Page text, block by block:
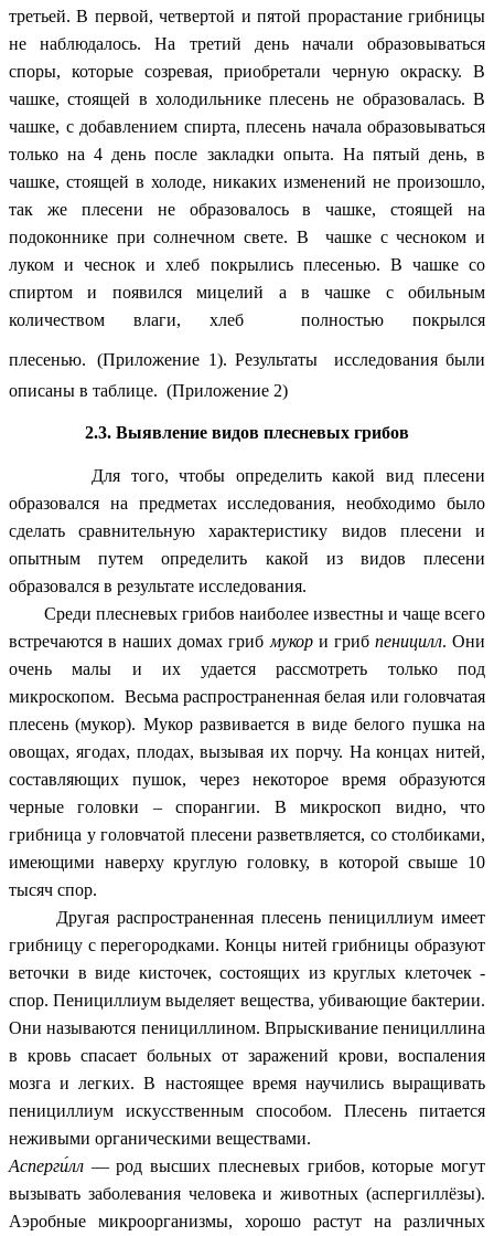
третьей. В первой, четвертой и пятой прорастание грибницы
не наблюдалось. На третий день начали образовываться
споры, которые созревая, приобретали черную окраску. В
чашке, стоящей в холодильнике плесень не образовалась. В
чашке, с добавлением спирта, плесень начала образовываться
только на 4 день после закладки опыта. На пятый день, в
чашке, стоящей в холоде, никаких изменений не произошло,
так же плесени не образовалось в чашке, стоящей на
подоконнике при солнечном свете. В чашке с чесноком и
луком и чеснок и хлеб покрылись плесенью. В чашке со
спиртом и появился мицелий а в чашке с обильным
количеством влаги, хлеб полностью покрылся
плесенью.
(Приложение 1). Результаты исследования были
описаны в таблице. (Приложение 2)
2.3. Выявление видов плесневых грибов
Для того, чтобы определить какой вид плесени
образовался на предметах исследования, необходимо было
сделать сравнительную характеристику видов плесени и
опытным путем определить какой из видов плесени
образовался в результате исследования.
Среди плесневых грибов наиболее известны и чаще всего
встречаются в наших домах гриб мукори гриб пеницилл. Они
очень малы и их удается рассмотреть только под
микроскопом. Весьма распространенная белая или головчатая
плесень (мукор). Мукор развивается в виде белого пушка на
овощах, ягодах, плодах, вызывая их порчу. На концах нитей,
составляющих пушок, через некоторое время образуются
черные головки – спорангии. В микроскоп видно, что
грибница у головчатой плесени разветвляется, со столбиками,
имеющими наверху круглую головку, в которой свыше 10
тысяч спор.
Другая распространенная плесень пенициллиум имеет
грибницу с перегородками. Концы нитей грибницы образуют
веточки в виде кисточек, состоящих из круглых клеточек -
спор. Пенициллиум выделяет вещества, убивающие бактерии.
Они называются пенициллином. Впрыскивание пенициллина
в кровь спасает больных от заражений крови, воспаления
мозга и легких. В настоящее время научились выращивать
пенициллиум искусственным способом. Плесень питается
неживыми органическими веществами.
Асперги́лл — род высших плесневых грибов, которые могут
вызывать заболевания человека и животных (аспергиллёзы).
Аэробные микроорганизмы, хорошо растут на различных